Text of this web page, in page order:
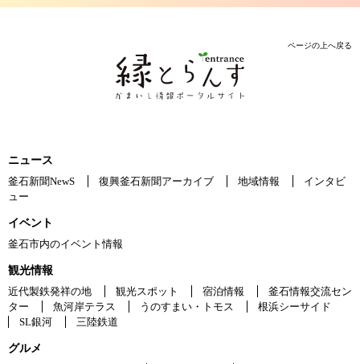
ページの上へ戻る
ニュース
釜石新聞NewS
復興釜石新聞アーカイブ 地域情報
インタビ
ュー
イベント
釜石市内のイベント情報
観光情報
近代製鉄発祥の地
観光スポット 宿泊情報
釜石情報交流セン
ター
魚河岸テラス うのすまい・トモス
根浜シーサイド
SL銀河
三陸鉄道
グルメ